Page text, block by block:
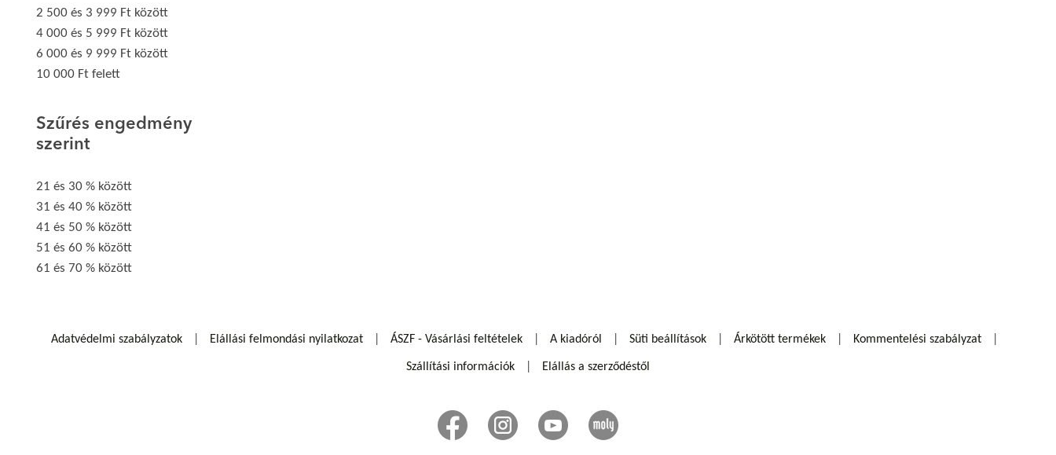
2 500 és 3 999 Ft között
4 000 és 5 999 Ft között
6 000 és 9 999 Ft között
10 000 Ft felett
Szűrés engedmény
szerint
21 és 30 % között
31 és 40 % között
41 és 50 % között
51 és 60 % között
61 és 70 % között
Adatvédelmi szabályzatok Elállási felmondási nyilatkozat ÁSZF - Vásárlási feltételek A kiadóról Süti beállítások Árkötött termékek Kommentelési szabályzat
Szállítási információk Elállás a szerződéstől